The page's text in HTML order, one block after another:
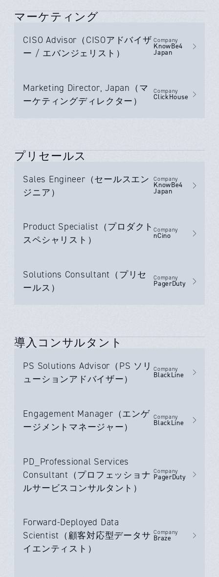
マーケティング
CISO Advisor（CISOアドバイザ
ー / エバンジェリスト）
Company
KnowBe4
Japan
Marketing Director, Japan（マ
ーケティングディレクター）
Company
ClickHouse
プリセールス
Sales Engineer（セールスエン
ジニア）
Company
KnowBe4
Japan
Product Specialist（プロダクト
スペシャリスト）
Company
nCino
Solutions Consultant（プリセ
ールス）
Company
PagerDuty
導入コンサルタント
PS Solutions Advisor（PS ソリ
ューションアドバイザー）
Company
BlackLine
Engagement Manager（エンゲ
ージメントマネージャー）
Company
BlackLine
PD_Professional Services
Consultant（プロフェッショナ
ルサービスコンサルタント）
Company
PagerDuty
Forward-Deployed Data
Scientist（顧客対応型データサ
イエンティスト）
Company
Braze